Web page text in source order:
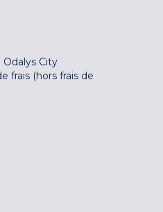
City
frais (hors frais de